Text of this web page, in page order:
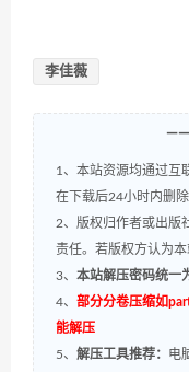
李佳薇
1、本站资源均通过互
在下载后24小时内删除
2、版权归作者或出版
责任。若版权方认为
3、 本站解压密码统一
4、 部分分卷压缩如
能解压
5、 解压工具推荐： 电